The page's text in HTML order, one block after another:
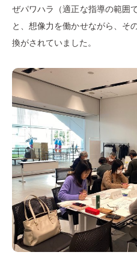
ぜパワハラ（適正な指導の範囲
と、想像力を働かせながら、そ
換がされていました。